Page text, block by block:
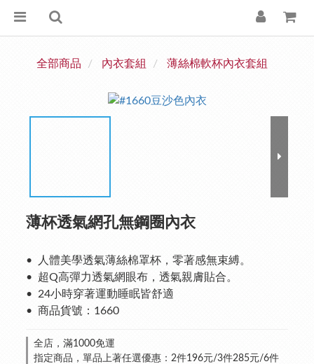
全部商品 內衣套組 薄絲棉軟杯內衣套組
薄杯透氣網孔無鋼圈內衣
•  人體美學透氣薄絲棉罩杯，零著感無束縛。
•  超Q高彈力透氣網眼布，透氣親膚貼合。
•  24小時穿著運動睡眠皆舒適
•  商品貨號：1660
全店，滿1000免運
指定商品，單品上著任選優惠：2件196元/3件285元/6件